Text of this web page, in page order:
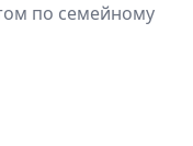
по семейному